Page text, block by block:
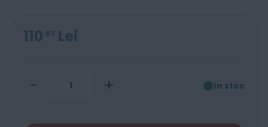
110 87 Lei
- + în stoc